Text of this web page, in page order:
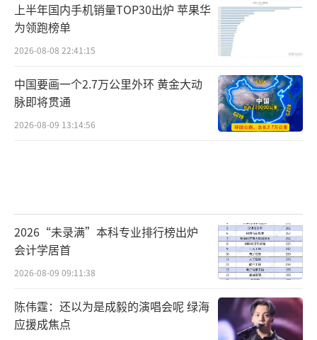
上半年国内手机销量TOP30出炉 苹果华
为领跑榜单
2026-08-08 22:41:15
中国要画一个2.7万公里外环 黄金大动
脉即将贯通
2026-08-09 13:14:56
2026“未录满”本科专业排行榜出炉
会计学居首
2026-08-09 09:11:38
陈伟霆：还以为是成毅的演唱会呢 绿海
应援成焦点